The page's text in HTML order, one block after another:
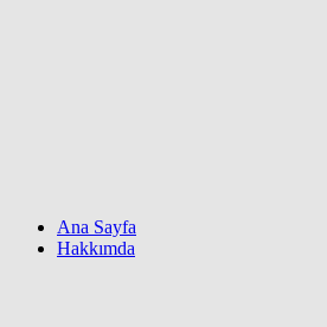
Ana Sayfa
Hakkımda